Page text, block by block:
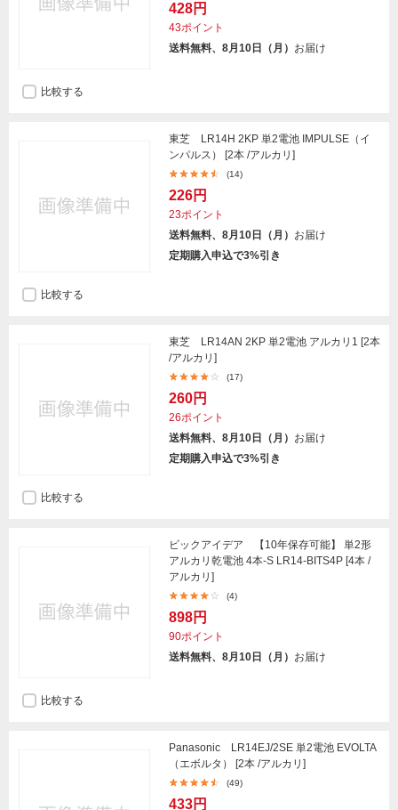
428円
43ポイント
送料無料、8月10日（月） お届け
比較する
東芝 LR14H 2KP 単2電池 IMPULSE（イ
ンパルス） [2本 /アルカリ]
(14)
226円
23ポイント
送料無料、8月10日（月） お届け
定期購入申込で3%引き
比較する
東芝 LR14AN 2KP 単2電池 アルカリ1 [2本
/アルカリ]
(17)
260円
26ポイント
送料無料、8月10日（月） お届け
定期購入申込で3%引き
比較する
ビックアイデア 【10年保存可能】 単2形
アルカリ乾電池 4本-S LR14-BITS4P [4本 /
アルカリ]
(4)
898円
90ポイント
送料無料、8月10日（月） お届け
比較する
Panasonic LR14EJ/2SE 単2電池 EVOLTA
（エボルタ） [2本 /アルカリ]
(49)
433円